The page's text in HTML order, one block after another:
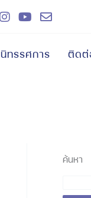
นิทรรศการ ติดต่
ค้นหา